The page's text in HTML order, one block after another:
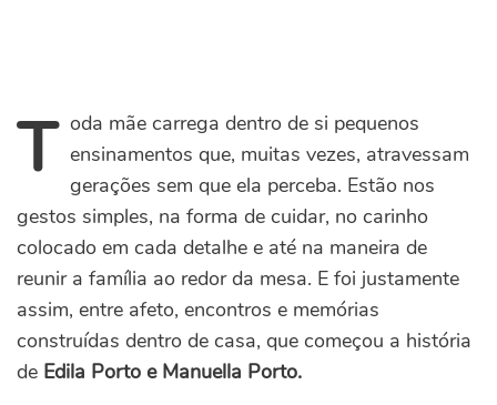
Toda mãe carrega dentro de si pequenos
ensinamentos que, muitas vezes, atravessam
gerações sem que ela perceba. Estão nos
gestos simples, na forma de cuidar, no carinho
colocado em cada detalhe e até na maneira de
reunir a família ao redor da mesa. E foi justamente
assim, entre afeto, encontros e memórias
construídas dentro de casa, que começou a história
de Edila Porto e Manuella Porto.